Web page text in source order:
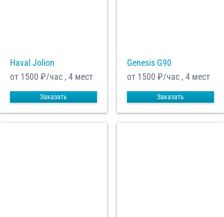
Haval Jolion
от 1500 ₽/час , 4 мест
Заказать
Genesis G90
от 1500 ₽/час , 4 мест
Заказать